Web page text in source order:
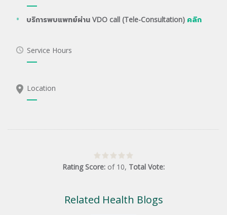
บริการพบแพทย์ผ่าน VDO call (Tele-Consultation) คลิก
Service Hours
Location
Rating Score: of 10, Total Vote:
Related Health Blogs